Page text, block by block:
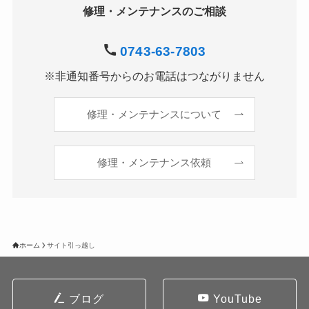
修理・メンテナンスのご相談
0743-63-7803
※非通知番号からのお電話はつながりません
修理・メンテナンスについて
修理・メンテナンス依頼
ホーム サイト引っ越し
ブログ YouTube